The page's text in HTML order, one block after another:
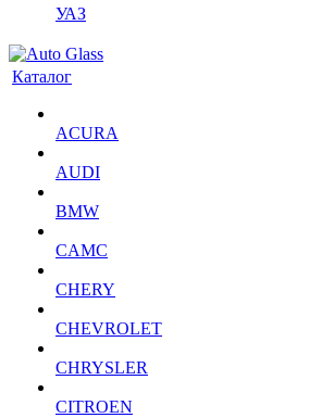
УАЗ
Каталог
ACURA
AUDI
BMW
CAMC
CHERY
CHEVROLET
CHRYSLER
CITROEN